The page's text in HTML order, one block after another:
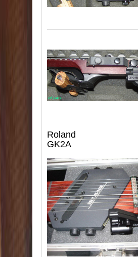
Roland
GK2A